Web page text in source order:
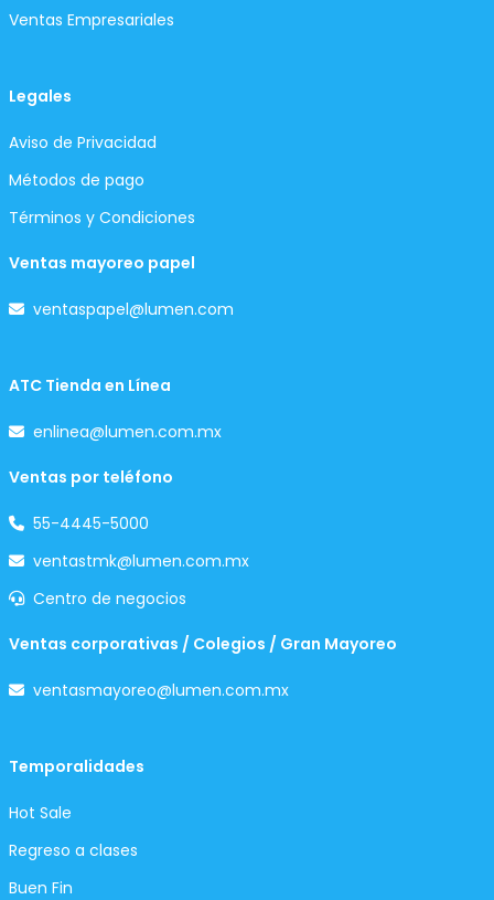
Ventas Empresariales
Legales
Aviso de Privacidad
Métodos de pago
Términos y Condiciones
Ventas mayoreo papel
ventaspapel@lumen.com
ATC Tienda en Línea
enlinea@lumen.com.mx
Ventas por teléfono
55-4445-5000
ventastmk@lumen.com.mx
Centro de negocios
Ventas corporativas / Colegios / Gran Mayoreo
ventasmayoreo@lumen.com.mx
Temporalidades
Hot Sale
Regreso a clases
Buen Fin